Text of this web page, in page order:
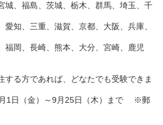
城、福島、茨城、栃木、群馬、埼玉、千
知、三重、滋賀、京都、大阪、兵庫、
福岡、長崎、熊本、大分、宮崎、鹿児
する方であれば、どなたでも受験できま
1日（金）～9月25日（木）まで ※郵